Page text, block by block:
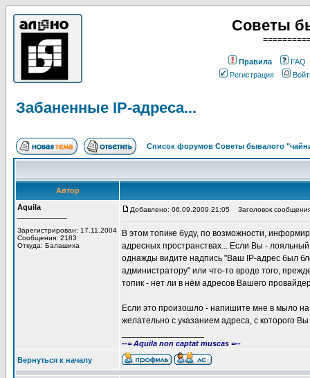
Советы
Правила
FAQ
Регистрация
Забаненные IP-адреса...
Список форумов Советы бывалого
Автор
Aquila
Зарегистрирован: 17.11.2004
Сообщения: 2183
Откуда: Балашиха
Добавлено: 06.09.2009 21:05 Заголовок
В этом топике буду, по возможности,
адресных пространствах... Если Вы -
однажды видите надпись "Ваш IP-адрес был
администратору" или что-то вроде того,
топик - нет ли в нём адресов Вашего
Если это произошло - напишите мне в мыло
желательно с указанием адреса, с которого
--= Aquila non captat muscas =--
Вернуться к началу